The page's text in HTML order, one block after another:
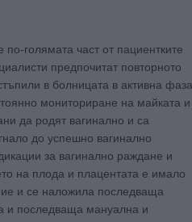
голямата част от пациентките
предпочитат повторното
в болницата в активна фаза
мониториране на майката и
да родят вагинално и са
до успешно вагинално
за вагинално раждане и
на плода и плацентата е имало
и се наложила последваща
и последваща мануална и